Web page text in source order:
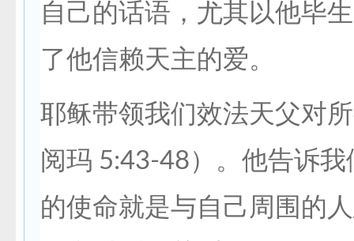
自己的话语，尤其以他毕
了他信赖天主的爱。
耶稣带领我们效法天父对
阅玛 5:43-48）。他告诉
的使命就是与自己周围的